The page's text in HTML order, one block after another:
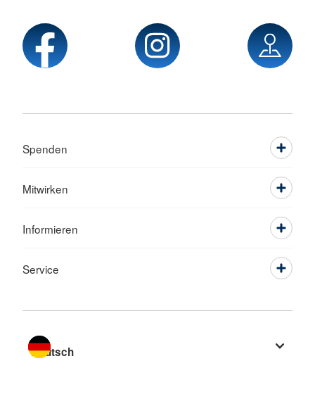
Spenden
Mitwirken
Informieren
Service
Sprache wechseln zu